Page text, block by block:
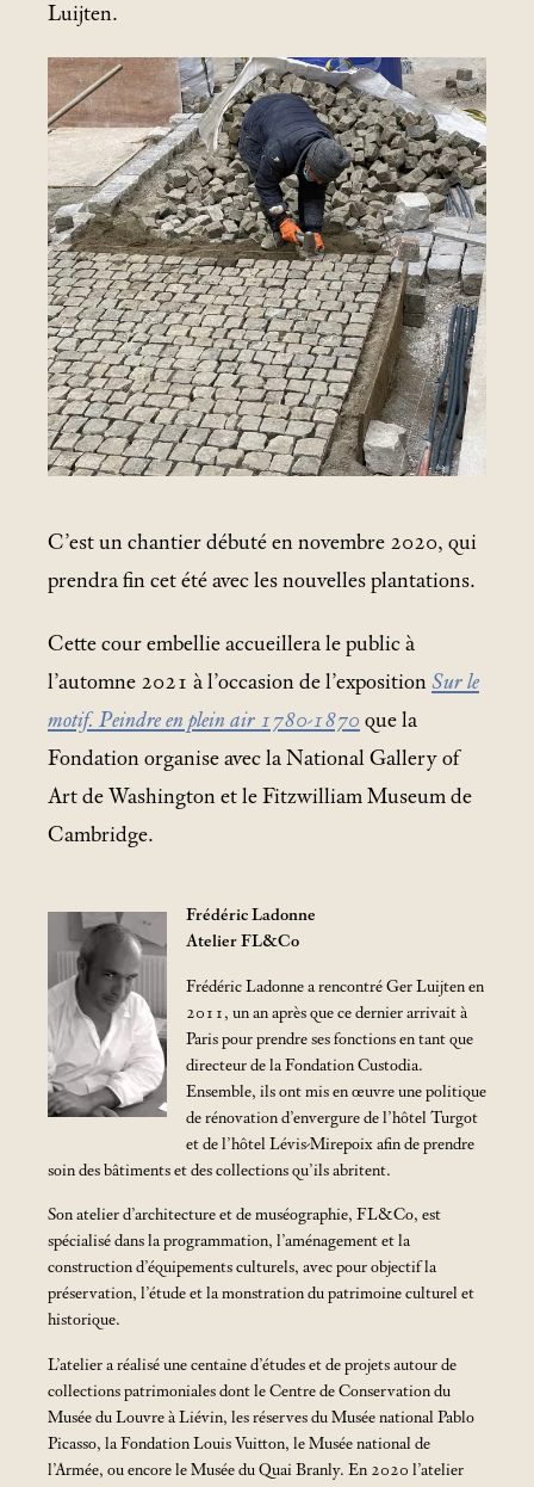
Luijten.
C’est un chantier débuté en novembre 2020, qui
prendra fin cet été avec les nouvelles plantations.
Cette cour embellie accueillera le public à
l’automne 2021 à l’occasion de l’exposition Sur le
motif. Peindre en plein air 1780-1870 que la
Fondation organise avec la National Gallery of
Art de Washington et le Fitzwilliam Museum de
Cambridge.
Frédéric Ladonne
Atelier FL&Co
Frédéric Ladonne a rencontré Ger Luijten en
2011, un an après que ce dernier arrivait à
Paris pour prendre ses fonctions en tant que
directeur de la Fondation Custodia.
Ensemble, ils ont mis en œuvre une politique
de rénovation d’envergure de l’hôtel Turgot
et de l’hôtel Lévis-Mirepoix afin de prendre
soin des bâtiments et des collections qu’ils abritent.
Son atelier d’architecture et de muséographie, FL&Co, est
spécialisé dans la programmation, l’aménagement et la
construction d’équipements culturels, avec pour objectif la
préservation, l’étude et la monstration du patrimoine culturel et
historique.
L’atelier a réalisé une centaine d’études et de projets autour de
collections patrimoniales dont le Centre de Conservation du
Musée du Louvre à Liévin, les réserves du Musée national Pablo
Picasso, la Fondation Louis Vuitton, le Musée national de
l’Armée, ou encore le Musée du Quai Branly. En 2020 l’atelier